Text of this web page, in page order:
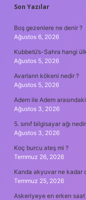
SIDEBAR
Son Yazılar
Boş gezenlere ne denir ?
Ağustos 6, 2026
Kubbetü’s-Sahra hangi
Ağustos 5, 2026
Avarların kökeni nedir ?
Ağustos 5, 2026
Adem ile Adem
Ağustos 3, 2026
5. sınıf bilgisayar ağı
Ağustos 3, 2026
Koç burcu ateş mi ?
Temmuz 26, 2026
Kanda akyuvar ne kadar
Temmuz 25, 2026
Askeriyeye en erken